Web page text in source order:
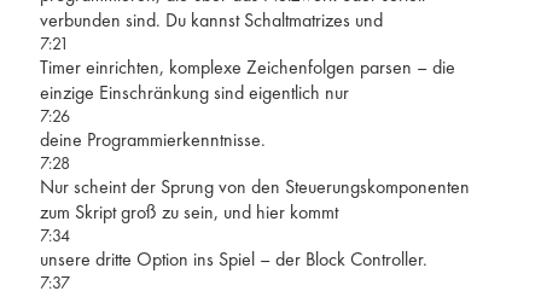
verbunden sind. Du kannst Schaltmatrizes und
7:21
Timer einrichten, komplexe Zeichenfolgen parsen – die
einzige Einschränkung sind eigentlich nur
7:26
deine Programmierkenntnisse.
7:28
Nur scheint der Sprung von den Steuerungskomponenten
zum Skript groß zu sein, und hier kommt
7:34
unsere dritte Option ins Spiel – der Block Controller.
7:37